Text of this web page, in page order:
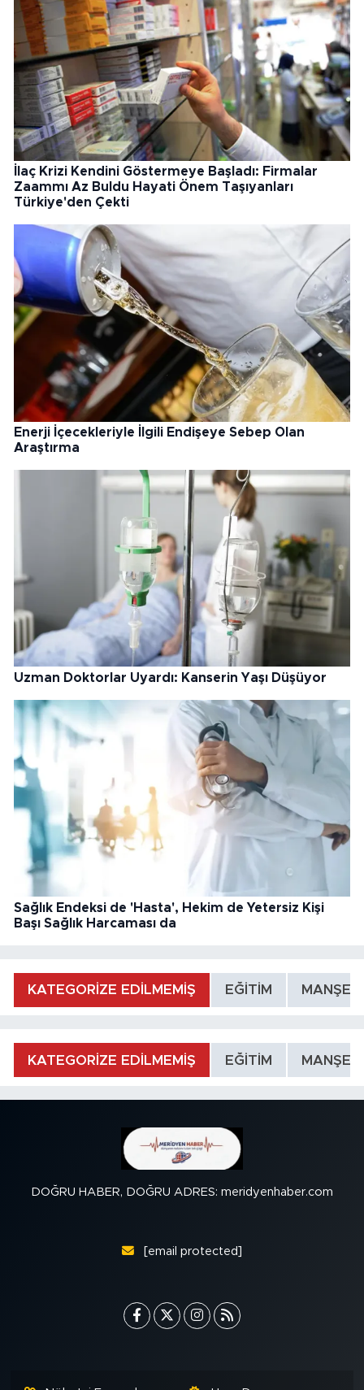
İlaç Krizi Kendini Göstermeye Başladı: Firmalar
Zaammı Az Buldu Hayati Önem Taşıyanları
Türkiye'den Çekti
Enerji İçecekleriyle İlgili Endişeye Sebep Olan
Araştırma
Uzman Doktorlar Uyardı: Kanserin Yaşı Düşüyor
Sağlık Endeksi de 'Hasta', Hekim de Yetersiz Kişi
Başı Sağlık Harcaması da
KATEGORİZE EDİLMEMİŞ EĞİTİM MANŞET
KATEGORİZE EDİLMEMİŞ EĞİTİM MANŞET
DOĞRU HABER, DOĞRU ADRES: meridyenhaber.com
[email protected]